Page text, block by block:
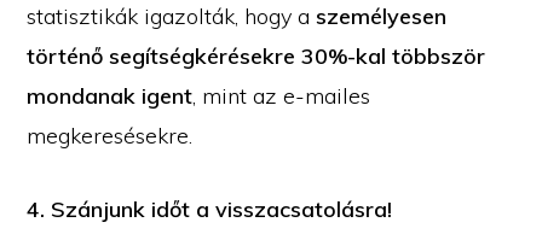
statisztikák igazolták, hogy aszemélyesen
történő segítségkérésekre 30%-kal többször
mondanak igent, mint az e-mailes
megkeresésekre.
4. Szánjunk időt a visszacsatolásra!